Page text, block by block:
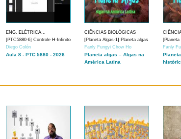
ENG. ELÉTRICA...
[PTC5880-6] Controle H-Infinito
Diego Colón
Aula 8 - PTC 5880 - 2026
CIÊNCIAS BIOLÓGICAS
[Planeta Algas-1] Planeta algas
Fanly Fungyi Chow Ho
Planeta algas – Algas na
América Latina
[Planeta
Fanly